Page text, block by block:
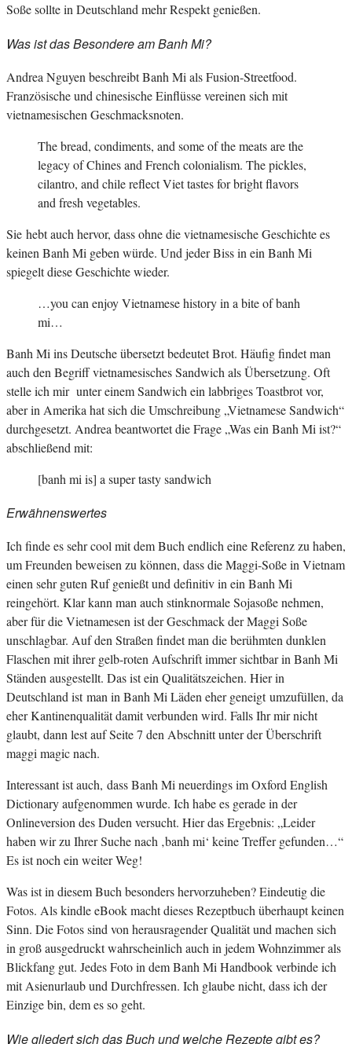
Soße sollte in Deutschland mehr Respekt genießen.
Was ist das Besondere am Banh Mi?
Andrea Nguyen beschreibt Banh Mi als Fusion-Streetfood.
Französische und chinesische Einflüsse vereinen sich mit
vietnamesischen Geschmacksnoten.
The bread, condiments, and some of the meats are the
legacy of Chines and French colonialism. The pickles,
cilantro, and chile reflect Viet tastes for bright flavors
and fresh vegetables.
Sie hebt auch hervor, dass ohne die vietnamesische Geschichte es
keinen Banh Mi geben würde. Und jeder Biss in ein Banh Mi
spiegelt diese Geschichte wieder.
…you can enjoy Vietnamese history in a bite of banh
mi…
Banh Mi ins Deutsche übersetzt bedeutet Brot. Häufig findet man
auch den Begriff vietnamesisches Sandwich als Übersetzung. Oft
stelle ich mir unter einem Sandwich ein labbriges Toastbrot vor,
aber in Amerika hat sich die Umschreibung „Vietnamese Sandwich“
durchgesetzt. Andrea beantwortet die Frage „Was ein Banh Mi ist?“
abschließend mit:
[banh mi is] a super tasty sandwich
Erwähnenswertes
Ich finde es sehr cool mit dem Buch endlich eine Referenz zu haben,
um Freunden beweisen zu können, dass die Maggi-Soße in Vietnam
einen sehr guten Ruf genießt und definitiv in ein Banh Mi
reingehört. Klar kann man auch stinknormale Sojasoße nehmen,
aber für die Vietnamesen ist der Geschmack der Maggi Soße
unschlagbar. Auf den Straßen findet man die berühmten dunklen
Flaschen mit ihrer gelb-roten Aufschrift immer sichtbar in Banh Mi
Ständen ausgestellt. Das ist ein Qualitätszeichen. Hier in
Deutschland ist man in Banh Mi Läden eher geneigt umzufüllen, da
eher Kantinenqualität damit verbunden wird. Falls Ihr mir nicht
glaubt, dann lest auf Seite 7 den Abschnitt unter der Überschrift
maggi magic nach.
Interessant ist auch, dass Banh Mi neuerdings im Oxford English
Dictionary aufgenommen wurde. Ich habe es gerade in der
Onlineversion des Duden versucht. Hier das Ergebnis: „Leider
haben wir zu Ihrer Suche nach ‚banh mi‘ keine Treffer gefunden…“
Es ist noch ein weiter Weg!
Was ist in diesem Buch besonders hervorzuheben? Eindeutig die
Fotos. Als kindle eBook macht dieses Rezeptbuch überhaupt keinen
Sinn. Die Fotos sind von herausragender Qualität und machen sich
in groß ausgedruckt wahrscheinlich auch in jedem Wohnzimmer als
Blickfang gut. Jedes Foto in dem Banh Mi Handbook verbinde ich
mit Asienurlaub und Durchfressen. Ich glaube nicht, dass ich der
Einzige bin, dem es so geht.
Wie gliedert sich das Buch und welche Rezepte gibt es?